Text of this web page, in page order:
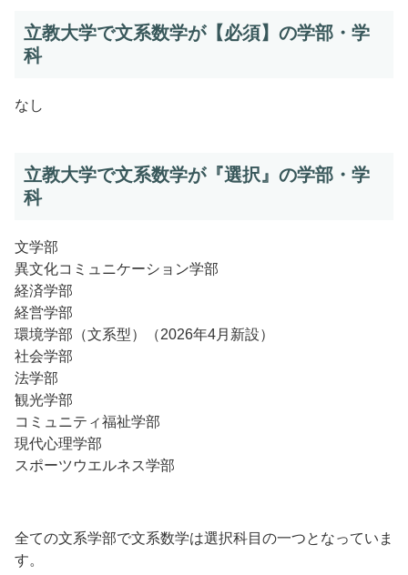
立教大学で文系数学が【必須】の学部・学
科
なし
立教大学で文系数学が『選択』の学部・学
科
文学部
異文化コミュニケーション学部
経済学部
経営学部
環境学部（文系型）（2026年4月新設）
社会学部
法学部
観光学部
コミュニティ福祉学部
現代心理学部
スポーツウエルネス学部
全ての文系学部で文系数学は選択科目の一つとなっていま
す。